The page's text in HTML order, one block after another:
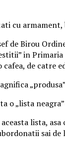
cu
de Birou
in
de catre
o „lista
lista,
sai